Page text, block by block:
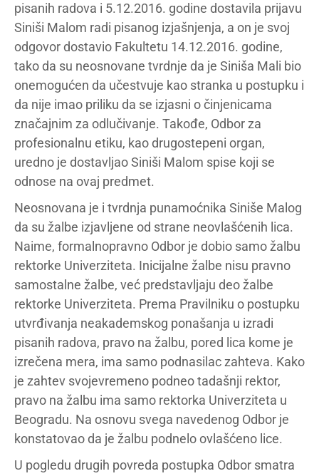
pisanih radova i 5.12.2016. godine dostavila prijavu
Siniši Malom radi pisanog izjašnjenja, a on je svoj
odgovor dostavio Fakultetu 14.12.2016. godine,
tako da su neosnovane tvrdnje da je Siniša Mali bio
onemogućen da učestvuje kao stranka u postupku i
da nije imao priliku da se izjasni o činjenicama
značajnim za odlučivanje. Takođe, Odbor za
profesionalnu etiku, kao drugostepeni organ,
uredno je dostavljao Siniši Malom spise koji se
odnose na ovaj predmet.
Neosnovana je i tvrdnja punamoćnika Siniše Malog
da su žalbe izjavljene od strane neovlašćenih lica.
Naime, formalnopravno Odbor je dobio samo žalbu
rektorke Univerziteta. Inicijalne žalbe nisu pravno
samostalne žalbe, već predstavljaju deo žalbe
rektorke Univerziteta. Prema Pravilniku o postupku
utvrđivanja neakademskog ponašanja u izradi
pisanih radova, pravo na žalbu, pored lica kome je
izrečena mera, ima samo podnasilac zahteva. Kako
je zahtev svojevremeno podneo tadašnji rektor,
pravo na žalbu ima samo rektorka Univerziteta u
Beogradu. Na osnovu svega navedenog Odbor je
konstatovao da je žalbu podnelo ovlašćeno lice.
U pogledu drugih povreda postupka Odbor smatra